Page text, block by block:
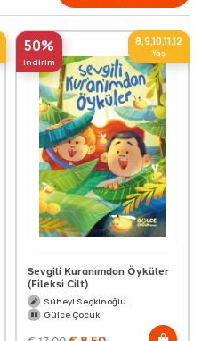
50%
indirim
8,9,10,11,12
Yaş
Sevgili Kuranımdan Öyküler
(Fileksi Cilt)
Süheyl Seçkinoğlu
Gülce Çocuk